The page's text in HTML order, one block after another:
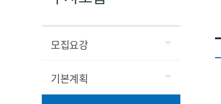
모집요강
기본계획